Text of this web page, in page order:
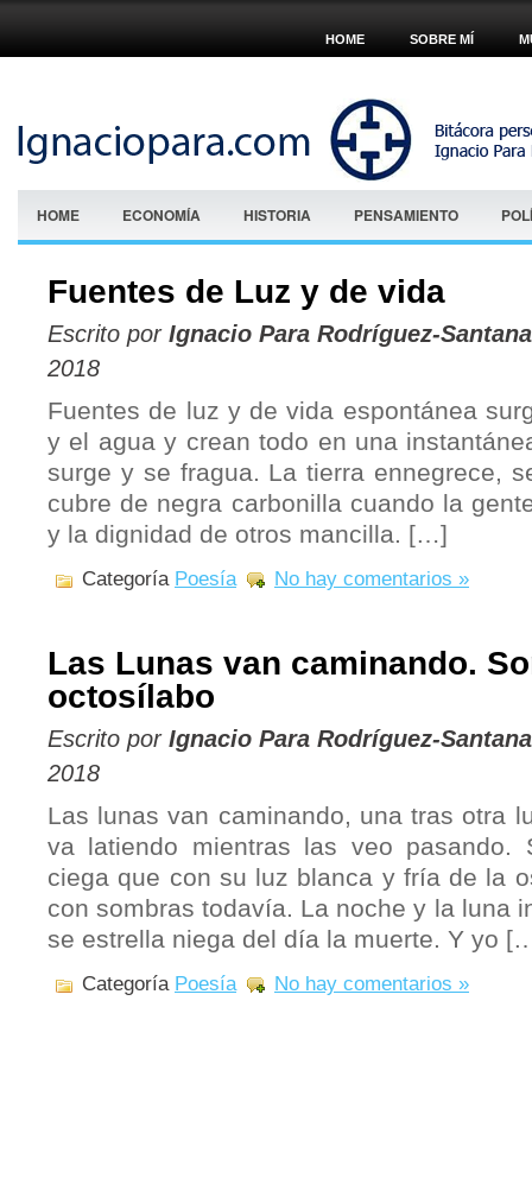
HOME SOBRE MÍ
HOME ECONOMÍA HISTORIA PENSAMIENTO
Fuentes de Luz y de vida
Escrito por Ignacio Para Rodríguez-Santana
2018
Fuentes de luz y de vida espontánea
y el agua y crean todo en una
surge y se fragua. La tierra ennegrece,
cubre de negra carbonilla cuando la
y la dignidad de otros mancilla. […]
Categoría Poesía No hay comentarios »
Las Lunas van caminando.
octosílabo
Escrito por Ignacio Para Rodríguez-Santana
2018
Las lunas van caminando, una tras otra
va latiendo mientras las veo pasando.
ciega que con su luz blanca y fría de la
con sombras todavía. La noche y la luna
se estrella niega del día la muerte. Y yo
Categoría Poesía No hay comentarios »